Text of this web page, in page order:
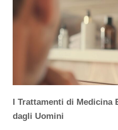
I Trattamenti di Medicina
dagli Uomini